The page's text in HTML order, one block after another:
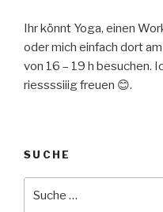
Ihr könnt Yoga, einen
oder mich einfach dort
von 16 – 19 h besuchen.
riessssiiig freuen 😊.
SUCHE